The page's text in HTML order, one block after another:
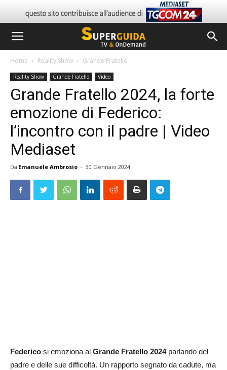
Home Reality Show Grande Fratello
Reality Show Grande Fratello Video
Grande Fratello 2024, la forte
emozione di Federico:
l’incontro con il padre | Video
Mediaset
Da Emanuele Ambrosio - 30 Gennaio 2024
Federico si emoziona al Grande Fratello 2024parlando del
padre e delle sue difficoltà. Un rapporto segnato da cadute, ma